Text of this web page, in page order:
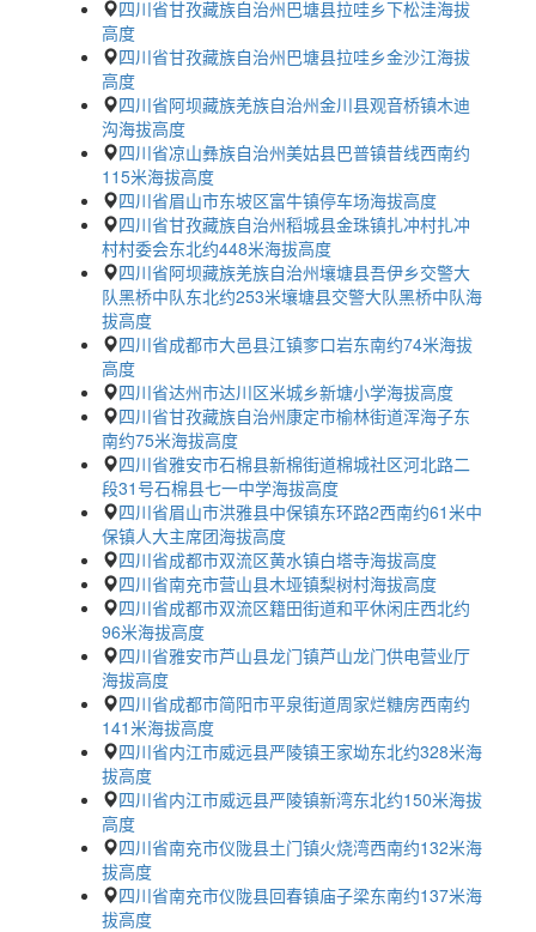
四川省甘孜藏族自治州巴塘县拉哇乡下松洼海拔
高度
四川省甘孜藏族自治州巴塘县拉哇乡金沙江海拔
高度
四川省阿坝藏族羌族自治州金川县观音桥镇木迪
沟海拔高度
四川省凉山彝族自治州美姑县巴普镇昔线西南约
115米海拔高度
四川省眉山市东坡区富牛镇停车场海拔高度
四川省甘孜藏族自治州稻城县金珠镇扎冲村扎冲
村村委会东北约448米海拔高度
四川省阿坝藏族羌族自治州壤塘县吾伊乡交警大
队黑桥中队东北约253米壤塘县交警大队黑桥中队海
拔高度
四川省成都市大邑县江镇奓口岩东南约74米海拔
高度
四川省达州市达川区米城乡新塘小学海拔高度
四川省甘孜藏族自治州康定市榆林街道浑海子东
南约75米海拔高度
四川省雅安市石棉县新棉街道棉城社区河北路二
段31号石棉县七一中学海拔高度
四川省眉山市洪雅县中保镇东环路2西南约61米中
保镇人大主席团海拔高度
四川省成都市双流区黄水镇白塔寺海拔高度
四川省南充市营山县木垭镇梨树村海拔高度
四川省成都市双流区籍田街道和平休闲庄西北约
96米海拔高度
四川省雅安市芦山县龙门镇芦山龙门供电营业厅
海拔高度
四川省成都市简阳市平泉街道周家烂糖房西南约
141米海拔高度
四川省内江市威远县严陵镇王家坳东北约328米海
拔高度
四川省内江市威远县严陵镇新湾东北约150米海拔
高度
四川省南充市仪陇县土门镇火烧湾西南约132米海
拔高度
四川省南充市仪陇县回春镇庙子梁东南约137米海
拔高度